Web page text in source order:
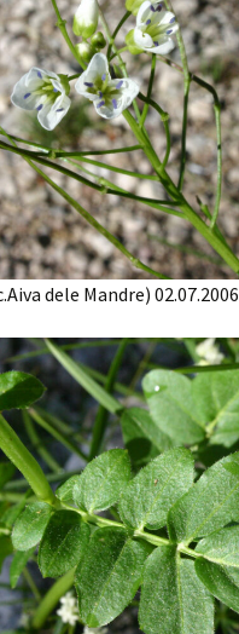
dele Mandre) 02.07.2006